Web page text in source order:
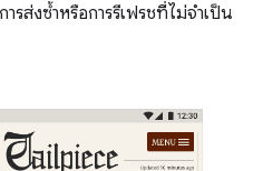
รส่งซ้ำหรือการรีเฟรชที่ไม่จำเป็น